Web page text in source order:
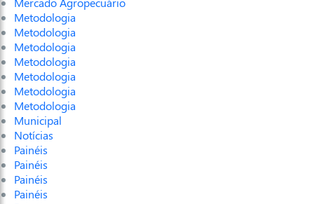
Metodologia
Metodologia
Metodologia
Metodologia
Metodologia
Metodologia
Metodologia
Municipal
Notícias
Painéis
Painéis
Painéis
Painéis